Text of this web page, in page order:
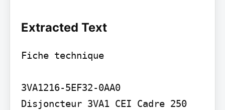
Extracted Text
Fiche technique
3VA1216-5EF32-0AA0
Disjoncteur 3VA1 CEI Cadre 250